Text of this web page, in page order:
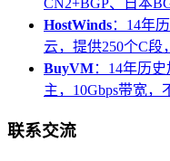
CN2+BGP、日本
HostWinds：14年
云，提供250个C段
BuyVM：14年历
主，10Gbps带宽
联系交流